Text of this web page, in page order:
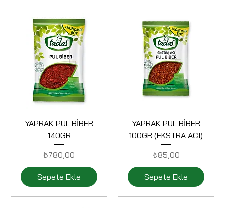
YAPRAK PUL BİBER
140GR
Fiyat
₺780,00
Sepete Ekle
YAPRAK PUL BİBER
100GR (EKSTRA ACI)
Fiyat
₺85,00
Sepete Ekle